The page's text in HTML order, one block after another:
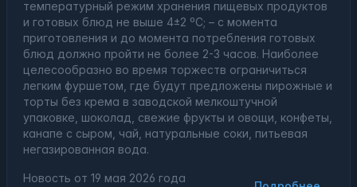
температурный режим хранения пищевых продуктов
и готовых блюд не выше 4±2 ºС; – с момента
приготовления и до момента потребления готовых
блюд должно пройти не более 2-3 часов. Наиболее
целесообразно во время торжеств ограничиться
легким фуршетом, где будут предложены пирожные и
торты без крема в заводской мелкоштучной
упаковке, шоколад, свежие фрукты и овощи, конфеты,
канапе с сыром, чай, натуральные соки, питьевая
негазированная вода.
Новость от 19 мая 2026 года